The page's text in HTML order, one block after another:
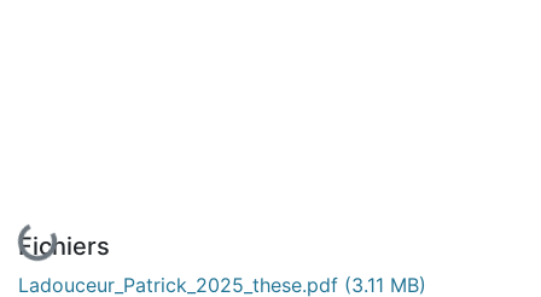
Fichiers
Ladouceur_Patrick_2025_these.pdf (3.11 MB)